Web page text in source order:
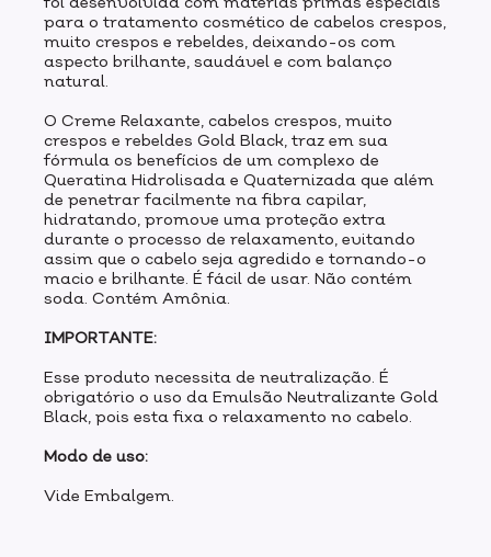
para o tratamento cosmético de cabelos crespos,
muito crespos e rebeldes, deixando-os com
aspecto brilhante, saudável e com balanço
natural.
O Creme Relaxante, cabelos crespos, muito
crespos e rebeldes Gold Black, traz em sua
fórmula os benefícios de um complexo de
Queratina Hidrolisada e Quaternizada que além
de penetrar facilmente na fibra capilar,
hidratando, promove uma proteção extra
durante o processo de relaxamento, evitando
assim que o cabelo seja agredido e tornando-o
macio e brilhante. É fácil de usar. Não contém
soda. Contém Amônia.
IMPORTANTE:
Esse produto necessita de neutralização. É
obrigatório o uso da Emulsão Neutralizante Gold
Black, pois esta fixa o relaxamento no cabelo.
Modo de uso:
Vide Embalgem.